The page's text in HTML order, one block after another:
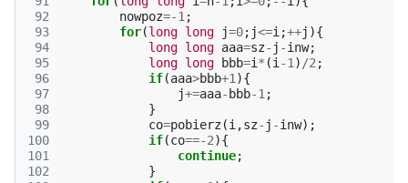
92
93
94
95
96
97
98
99
100
101
102
nowpoz=-1 ;
for(long long j=0; j<=i ;++j ){
long long aaa=sz- j -inw;
long long bbb=i * (i -1 ) /2 ;
if(aaa>bbb+1 ){
j+=aaa- bbb-1 ;
}
co=pobierz(i ,sz- j -inw);
if(co==-2){
continue;
}